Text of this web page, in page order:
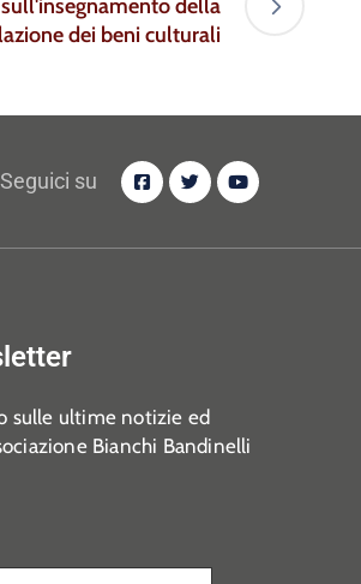
della
dei beni culturali
Seguici su
sulle ultime notizie ed
Bianchi Bandinelli